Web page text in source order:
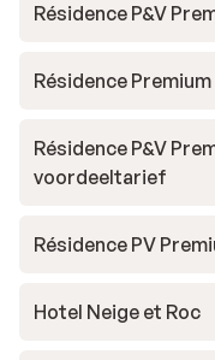
Résidence P&V
Résidence
Résidence P&V
voordeeltarief
Résidence PV
Hotel Neige et Roc